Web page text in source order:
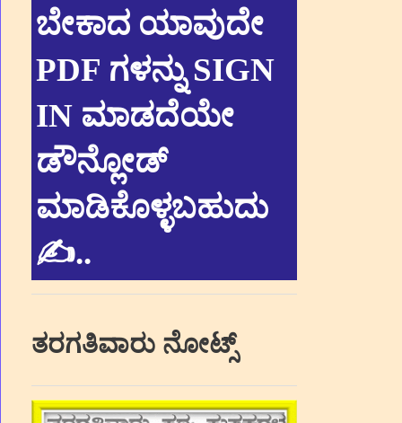
ಬೇಕಾದ ಯಾವುದೇ
PDF ಗಳನ್ನು SIGN
IN ಮಾಡದೆಯೇ
ಡೌನ್ಲೋಡ್
ಮಾಡಿಕೊಳ್ಳಬಹುದು
✍..
ತರಗತಿವಾರು ನೋಟ್ಸ್